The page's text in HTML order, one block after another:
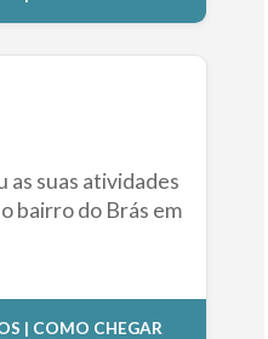
as suas atividades
bairro do Brás em
| COMO CHEGAR